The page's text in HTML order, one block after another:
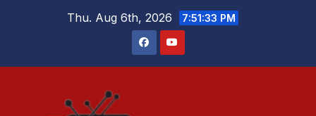
Thu. Aug 6th, 2026 7:51:34 PM